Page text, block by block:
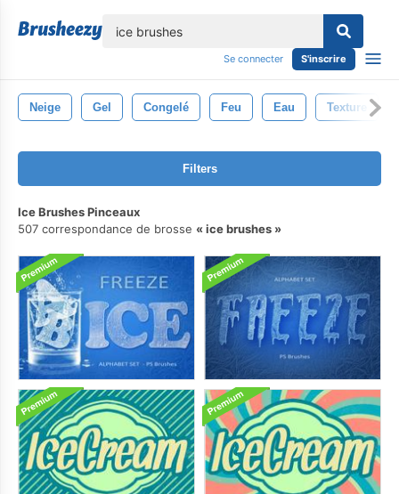
Se connecter S'inscrire
Neige Gel Congelé Feu Eau Texture
Filters
Ice Brushes Pinceaux
507 correspondance de brosse
ice brushes